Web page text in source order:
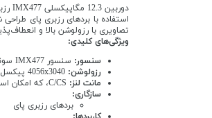
تصاویری با رزولوشن بالا و
ویژگی‌های کلیدی:
سنسور: سنسور IMX477 سونی با رزولوشن 12.3 مگاپیکسل
رزولوشن:
مانت لنز:
سازگاری:
بردهای رزبری پای